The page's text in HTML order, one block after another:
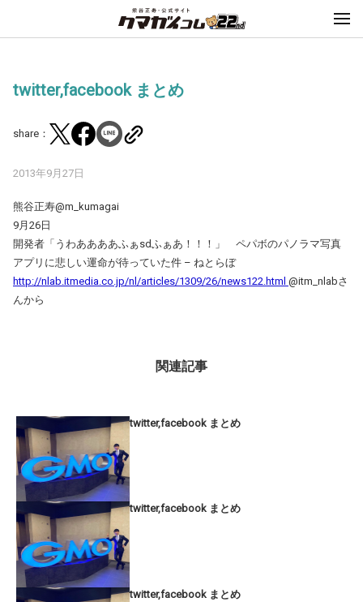
twitter,facebook まとめ
share：
2013年9月27日
熊谷正寿@m_kumagai
9月26日
開発者「うわああああふぁsdふぁあ！！！」 ペパボのパノラマ写真
アプリに悲しい運命が待っていた件 – ねとらぼ
http://nlab.itmedia.co.jp/nl/articles/1309/26/news122.html @itm_nlabさ
んから
関連記事
twitter,facebook まとめ
twitter,facebook まとめ
twitter,facebook まとめ